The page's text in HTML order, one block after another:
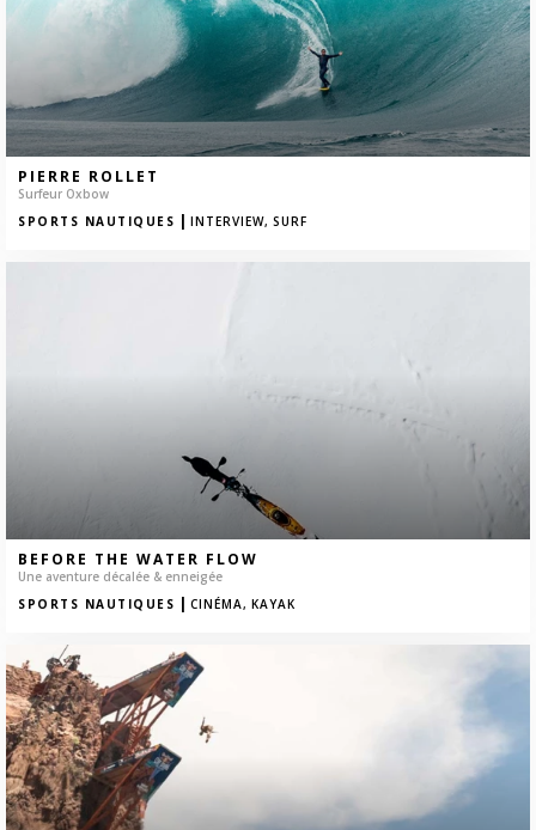
PIERRE ROLLET
Surfeur Oxbow
SPORTS NAUTIQUES | INTERVIEW, SURF
BEFORE THE WATER FLOW
Une aventure décalée & enneigée
SPORTS NAUTIQUES | CINÉMA, KAYAK